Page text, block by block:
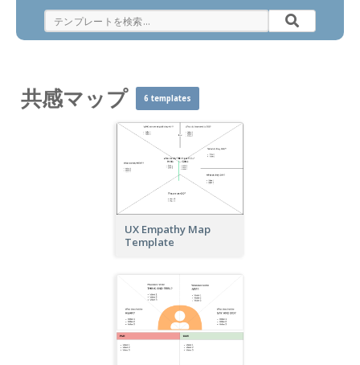
共感マップ 6 templates
UX Empathy Map
Template